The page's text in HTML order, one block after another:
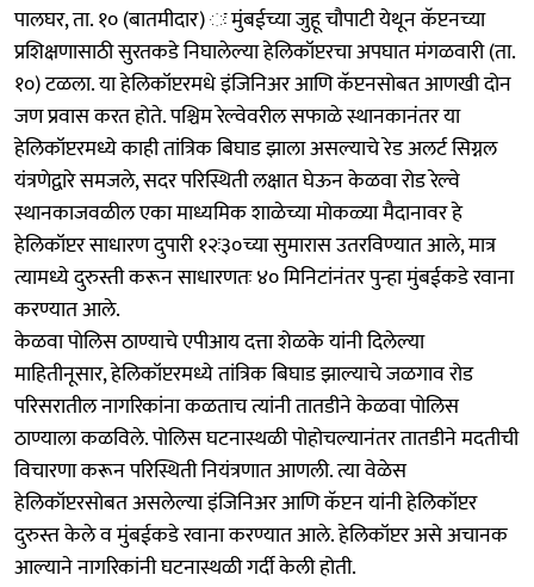
पालघर, ता. १० (बातमीदार) ः मुंबईच्या जुहू चौपाटी येथून कॅप्टनच्या
प्रशिक्षणासाठी सुरतकडे निघालेल्या हेलिकॉप्टरचा अपघात मंगळवारी (ता.
१०) टळला. या हेलिकॉप्टरमधे इंजिनिअर आणि कॅप्टनसोबत आणखी दोन
जण प्रवास करत होते. पश्चिम रेल्वेवरील सफाळे स्थानकानंतर या
हेलिकॉप्टरमध्ये काही तांत्रिक बिघाड झाला असल्याचे रेड अलर्ट सिग्नल
यंत्रणेद्वारे समजले, सदर परिस्थिती लक्षात घेऊन केळवा रोड रेल्वे
स्थानकाजवळील एका माध्यमिक शाळेच्या मोकळ्या मैदानावर हे
हेलिकॉप्टर साधारण दुपारी १२ः३०च्या सुमारास उतरविण्यात आले, मात्र
त्यामध्ये दुरुस्ती करून साधारणतः ४० मिनिटांनंतर पुन्हा मुंबईकडे रवाना
करण्यात आले.
केळवा पोलिस ठाण्याचे एपीआय दत्ता शेळके यांनी दिलेल्या
माहितीनूसार, हेलिकॉप्टरमध्ये तांत्रिक बिघाड झाल्याचे जळगाव रोड
परिसरातील नागरिकांना कळताच त्यांनी तातडीने केळवा पोलिस
ठाण्याला कळविले. पोलिस घटनास्थळी पोहोचल्यानंतर तातडीने मदतीची
विचारणा करून परिस्थिती नियंत्रणात आणली. त्या वेळेस
हेलिकॉप्टरसोबत असलेल्या इंजिनिअर आणि कॅप्टन यांनी हेलिकॉप्टर
दुरुस्त केले व मुंबईकडे रवाना करण्यात आले. हेलिकॉप्टर असे अचानक
आल्याने नागरिकांनी घटनास्थळी गर्दी केली होती.